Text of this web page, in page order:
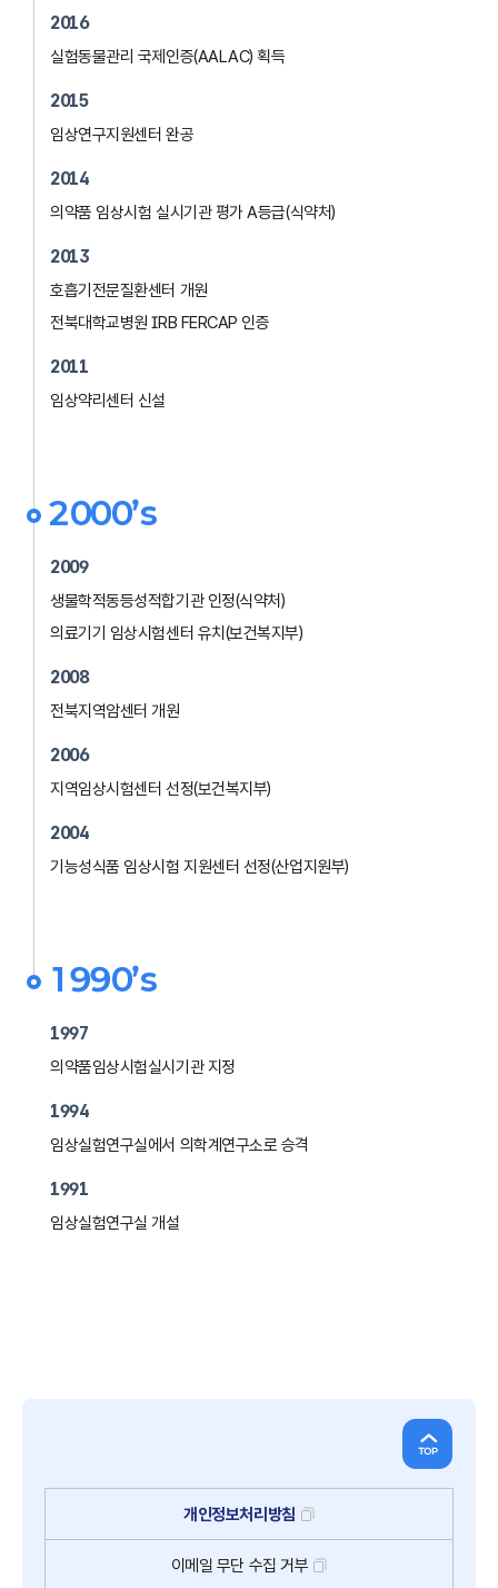
2016
실험동물관리 국제인증(AALAC) 획득
2015
임상연구지원센터 완공
2014
의약품 임상시험 실시기관 평가 A등급(식약처)
2013
호흡기전문질환센터 개원
전북대학교병원 IRB FERCAP 인증
2011
임상약리센터 신설
2000’s
2009
생물학적동등성적합기관 인정(식약처)
의료기기 임상시험센터 유치(보건복지부)
2008
전북지역암센터 개원
2006
지역임상시험센터 선정(보건복지부)
2004
기능성식품 임상시험 지원센터 선정(산업지원부)
1990’s
1997
의약품임상시험실시기관 지정
1994
임상실험연구실에서 의학계연구소로 승격
1991
임상실험연구실 개설
개인정보처리방침
이메일 무단 수집 거부